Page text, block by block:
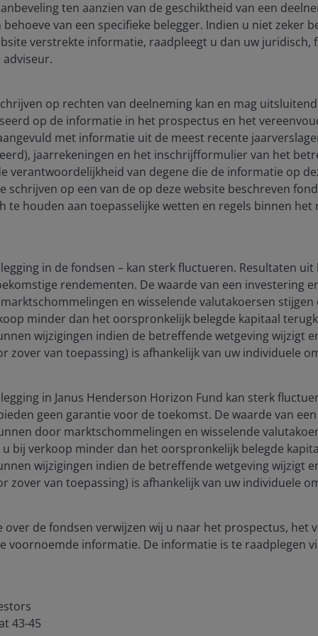
hij bij het bedrijf kwam, was hij vanaf 2021 senior
voor institutionele beleggers bij Confluence
Financial Products. Vanaf 2019 was hij
het multi-asset team. Eduardo begon zijn carrière in
Team bij Santander Corporate & Investment Banking.
BBA-graad in financiën met een minor in economie aan de
financiële sector.
contact met ons op
Privacybeleid
Cookiebeleid
Beveiliging
bestemd zijn voor leden van de media in Nederland en dat er
Henderson Investors.
voor Nederlandse beleggers. De waarde van een belegging
Henderson Investors is de naam waaronder
Janus Henderson Investors UK Limited (registratienr.
(reg.nr. 11286661) (elk geregistreerd in Engeland en Wales
ten aanzien van de geschiktheid van een
van een specifieke belegger. Indien u niet zeker
verstrekte informatie, raadpleegt u dan uw juridisch,
op rechten van deelneming kan en mag
op de informatie in het prospectus en het
met informatie uit de meest recente
jaarrekeningen en het inschrijfformulier van het
verantwoordelijkheid van degene die de informatie op
schrijven op een van de op deze website beschreven
te houden aan toepasselijke wetten en regels binnen het
in de fondsen – kan sterk fluctueren. Resultaten
rendementen. De waarde van een investering
en wisselende valutakoersen stijgen
minder dan het oorspronkelijk belegde kapitaal
wijzigingen indien de betreffende wetgeving wijzigt
zover van toepassing) is afhankelijk van uw individuele
in Janus Henderson Horizon Fund kan sterk
geen garantie voor de toekomst. De waarde van
door marktschommelingen en wisselende
bij verkoop minder dan het oorspronkelijk belegde
wijzigingen indien de betreffende wetgeving wijzigt
zover van toepassing) is afhankelijk van uw individuele
de fondsen verwijzen wij u naar het prospectus, het
voornoemde informatie. De informatie is te raadplegen
43-45